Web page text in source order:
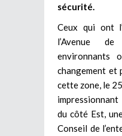
sécurité.
Ceux qui ont
l’Avenue de
environnants
changement et
cette zone, le
du côté Est,
Conseil de